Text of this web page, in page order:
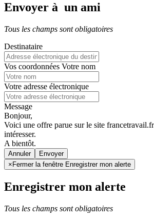
Envoyer à un ami
Tous les champs sont obligatoires
Destinataire
Vos coordonnées Votre nom
Votre adresse électronique
Message
Bonjour,
Voici une offre parue sur le site
intéresser.
A bientôt.
Annuler
× Fermer la fenêtre Enregistrer mon alerte
Enregistrer mon alerte
Tous les champs sont obligatoires